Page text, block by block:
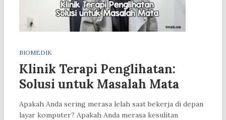
BIOMEDIK
Klinik Terapi Penglihatan:
Solusi untuk Masalah Mata
Apakah Anda sering merasa lelah saat bekerja di depan
layar komputer? Apakah Anda merasa kesulitan